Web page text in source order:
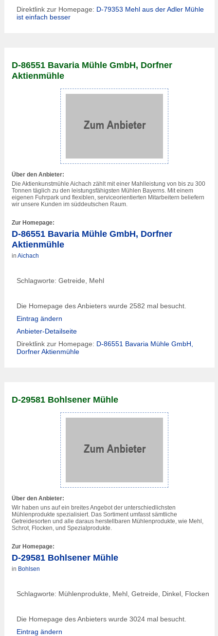
Direktlink zur Homepage: D-79353 Mehl aus der Adler Mühle
ist einfach besser
D-86551 Bavaria Mühle GmbH, Dorfner
Aktienmühle
Über den Anbieter:
Die Aktienkunstmühle Aichach zählt mit einer Mahlleistung von bis zu 300
Tonnen täglich zu den leistungsfähigsten Mühlen Bayerns. Mit einem
eigenen Fuhrpark und flexiblen, serviceorientierten Mitarbeitern beliefern
wir unsere Kunden im süddeutschen Raum.
Zur Homepage:
D-86551 Bavaria Mühle GmbH, Dorfner
Aktienmühle
in Aichach
Schlagworte: Getreide, Mehl
Die Homepage des Anbieters wurde 2582 mal besucht.
Eintrag ändern
Anbieter-Detailseite
Direktlink zur Homepage: D-86551 Bavaria Mühle GmbH,
Dorfner Aktienmühle
D-29581 Bohlsener Mühle
Über den Anbieter:
Wir haben uns auf ein breites Angebot der unterschiedlichsten
Mühlenprodukte spezialisiert. Das Sortiment umfasst sämtliche
Getreidesorten und alle daraus herstellbaren Mühlenprodukte, wie Mehl,
Schrot, Flocken, und Spezialprodukte.
Zur Homepage:
D-29581 Bohlsener Mühle
in Bohlsen
Schlagworte: Mühlenprodukte, Mehl, Getreide, Dinkel, Flocken
Die Homepage des Anbieters wurde 3024 mal besucht.
Eintrag ändern